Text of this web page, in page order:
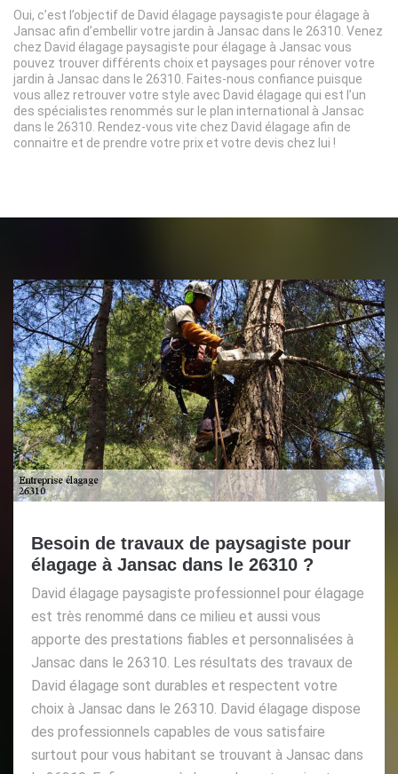
Oui, c’est l’objectif de David élagage paysagiste pour élagage à
Jansac afin d’embellir votre jardin à Jansac dans le 26310. Venez
chez David élagage paysagiste pour élagage à Jansac vous
pouvez trouver différents choix et paysages pour rénover votre
jardin à Jansac dans le 26310. Faites-nous confiance puisque
vous allez retrouver votre style avec David élagage qui est l’un
des spécialistes renommés sur le plan international à Jansac
dans le 26310. Rendez-vous vite chez David élagage afin de
connaitre et de prendre votre prix et votre devis chez lui !
Besoin de travaux de paysagiste pour
élagage à Jansac dans le 26310 ?
David élagage paysagiste professionnel pour élagage
est très renommé dans ce milieu et aussi vous
apporte des prestations fiables et personnalisées à
Jansac dans le 26310. Les résultats des travaux de
David élagage sont durables et respectent votre
choix à Jansac dans le 26310. David élagage dispose
des professionnels capables de vous satisfaire
surtout pour vous habitant se trouvant à Jansac dans